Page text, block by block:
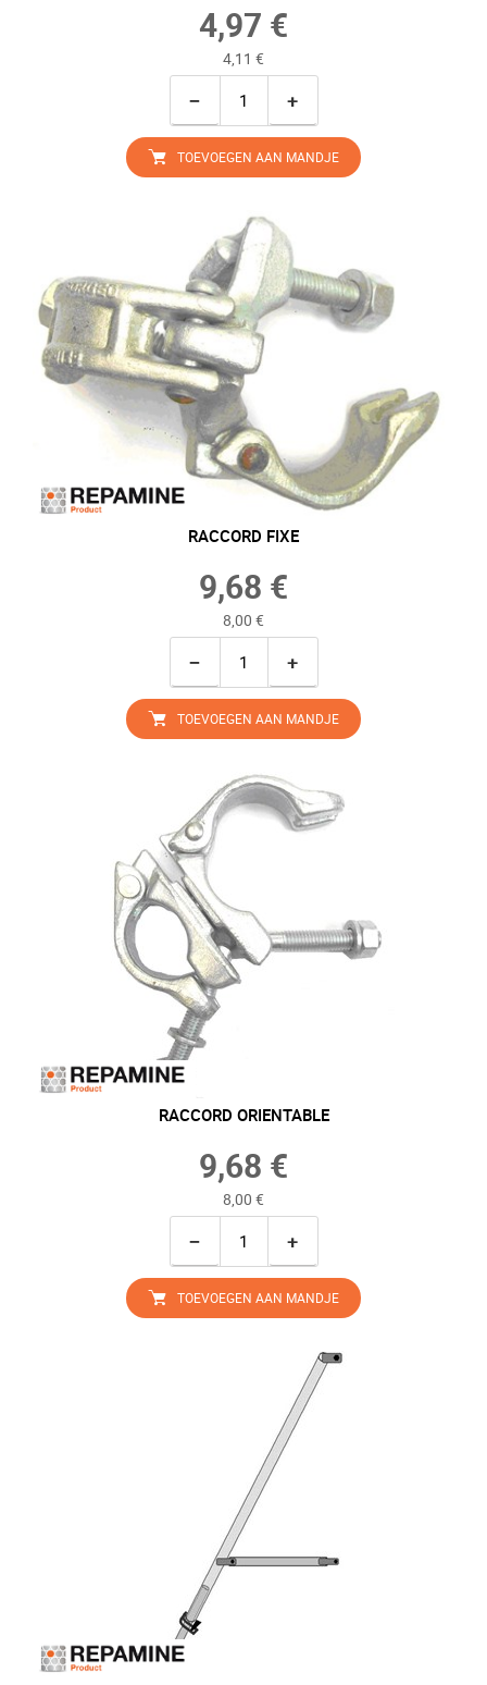
4,97 €
4,11 €
− +
TOEVOEGEN AAN MANDJE
RACCORD FIXE
9,68 €
8,00 €
− +
TOEVOEGEN AAN MANDJE
RACCORD ORIENTABLE
9,68 €
8,00 €
− +
TOEVOEGEN AAN MANDJE